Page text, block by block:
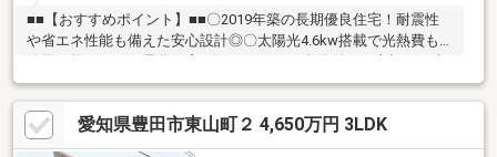
■■【おすすめポイント】■■〇2019年築の長期優良住宅！耐震性
や省エネ性能も備えた安心設計◎〇太陽光4.6kw搭載で光熱費も
を雨風から守ります◎〇コンビニ・ドラッグストアまで徒歩約5分
と生活利便施設充実しています☆〇バス停まで徒歩約6分！公共
交通機関へのアクセス良好です◎■■【周辺環境】■■〇衣丘小学
校 徒歩約11分〇朝日丘中学校 徒歩約22分〇ファミリーマート
愛知県豊田市東山町２ 4,650万円 3LDK